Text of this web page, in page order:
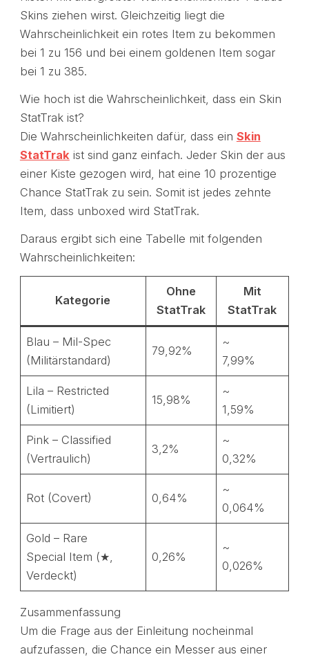
Skins ziehen wirst. Gleichzeitig liegt die
Wahrscheinlichkeit ein rotes Item zu bekommen
bei 1 zu 156 und bei einem goldenen Item sogar
bei 1 zu 385.
Wie hoch ist die Wahrscheinlichkeit, dass ein Skin
StatTrak ist?
Die Wahrscheinlichkeiten dafür, dass ein Skin
StatTrakist sind ganz einfach. Jeder Skin der aus
einer Kiste gezogen wird, hat eine 10 prozentige
Chance StatTrak zu sein. Somit ist jedes zehnte
Item, dass unboxed wird StatTrak.
Daraus ergibt sich eine Tabelle mit folgenden
Wahrscheinlichkeiten:
Kategorie
Ohne
StatTrak
Mit
StatTrak
Blau – Mil-Spec
(Militärstandard)
79,92%
~
7,99%
Lila – Restricted
(Limitiert)
15,98%
~
1,59%
Pink – Classified
(Vertraulich)
3,2%
~
0,32%
Rot (Covert) 0,64%
~
0,064%
Gold – Rare
Special Item (★,
Verdeckt)
0,26%
~
0,026%
Zusammenfassung
Um die Frage aus der Einleitung nocheinmal
aufzufassen, die Chance ein Messer aus einer